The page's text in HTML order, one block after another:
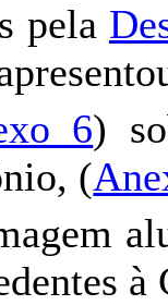
pela
6)
(
à